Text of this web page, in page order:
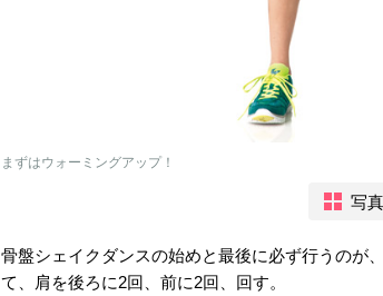
まずはウォーミングアップ！
写
骨盤シェイクダンスの始めと最後に必ず行うのが
て、肩を後ろに2回、前に2回、回す。